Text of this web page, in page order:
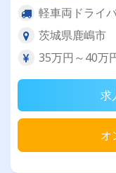
軽車両ドライ
茨城県鹿嶋市
35万円～40万
求
オ